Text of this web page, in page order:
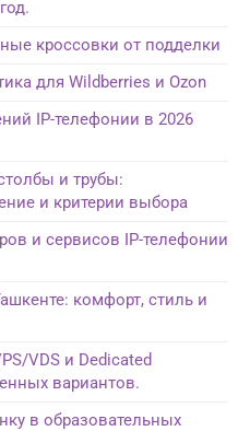
кроссовки от подделки
для Wildberries и Ozon
IP-телефонии в 2026
и трубы:
и критерии выбора
и сервисов IP-телефонии
комфорт, стиль и
VDS и Dedicated
вариантов.
в образовательных